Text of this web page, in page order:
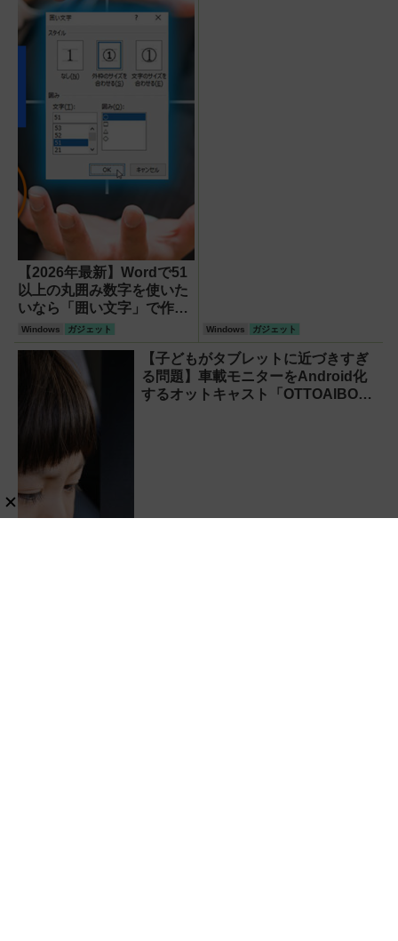
安心
【2026年最新】Wordで51
以上の丸囲み数字を使いた
いなら「囲い文字」で作る
【Windows】
Windows ガジェット Windows ガジェット
【子どもがタブレットに近づきすぎ
る問題】車載モニターをAndroid化
するオットキャスト「OTTOAIBOX